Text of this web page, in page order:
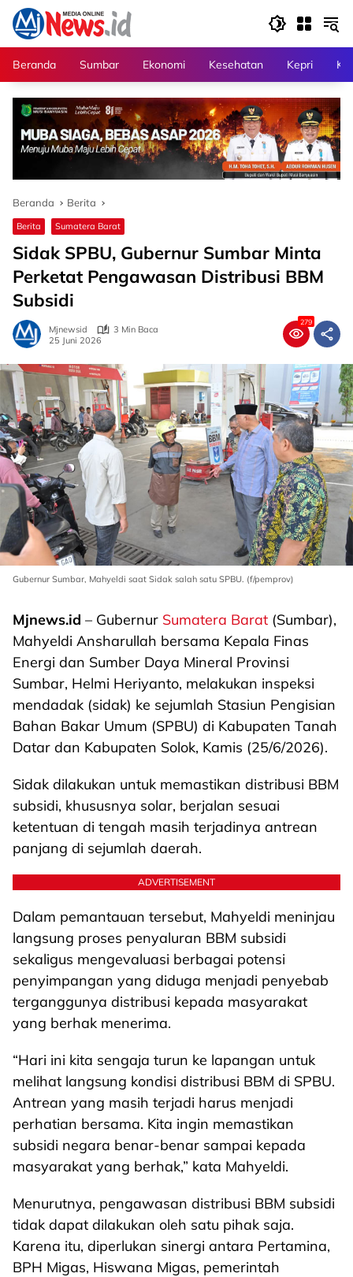
Langsung
konten
Beranda
Sumbar Ekonomi Kesehatan Kepri
Beranda Berita
Berita Sumatera Barat
Sidak SPBU, Gubernur Sumbar Minta
Perketat Pengawasan Distribusi BBM
Subsidi
Mjnewsid
3 Min Baca
25 Juni 2026
279
Gubernur Sumbar, Mahyeldi saat Sidak salah satu SPBU. (f/pemprov)
Mjnews.id – Gubernur Sumatera Barat (Sumbar),
Mahyeldi Ansharullah bersama Kepala Finas
Energi dan Sumber Daya Mineral Provinsi
Sumbar, Helmi Heriyanto, melakukan inspeksi
mendadak (sidak) ke sejumlah Stasiun Pengisian
Bahan Bakar Umum (SPBU) di Kabupaten Tanah
Datar dan Kabupaten Solok, Kamis (25/6/2026).
Sidak dilakukan untuk memastikan distribusi BBM
subsidi, khususnya solar, berjalan sesuai
ketentuan di tengah masih terjadinya antrean
panjang di sejumlah daerah.
ADVERTISEMENT
Dalam pemantauan tersebut, Mahyeldi meninjau
langsung proses penyaluran BBM subsidi
sekaligus mengevaluasi berbagai potensi
penyimpangan yang diduga menjadi penyebab
terganggunya distribusi kepada masyarakat
yang berhak menerima.
“Hari ini kita sengaja turun ke lapangan untuk
melihat langsung kondisi distribusi BBM di SPBU.
Antrean yang masih terjadi harus menjadi
perhatian bersama. Kita ingin memastikan
subsidi negara benar-benar sampai kepada
masyarakat yang berhak,” kata Mahyeldi.
Menurutnya, pengawasan distribusi BBM subsidi
tidak dapat dilakukan oleh satu pihak saja.
Karena itu, diperlukan sinergi antara Pertamina,
BPH Migas, Hiswana Migas, pemerintah